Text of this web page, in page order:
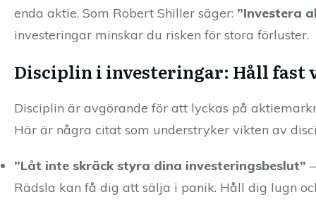
enda aktie. Som Robert Shiller säger: ”Investera
investeringar minskar du risken för stora förluster.
Disciplin i investeringar: Håll fast
Disciplin är avgörande för att lyckas på
Här är några citat som understryker vikten av
”Låt inte skräck styra dina investeringsbeslut”
Rädsla kan få dig att sälja i panik. Håll dig lugn